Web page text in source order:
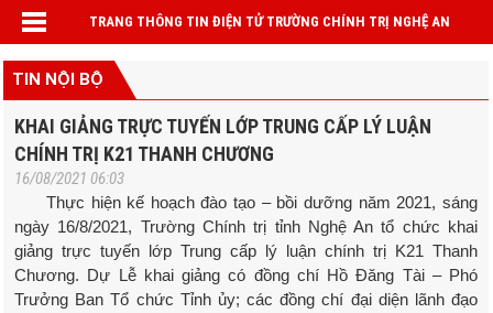
TRANG THÔNG TIN ĐIỆN TỬ TRƯỜNG CHÍNH TRỊ NGHỆ AN
TIN NỘI BỘ
KHAI GIẢNG TRỰC TUYẾN LỚP TRUNG CẤP LÝ LUẬN
CHÍNH TRỊ K21 THANH CHƯƠNG
16/08/2021 06:03
Thực hiện kế hoạch đào tạo – bồi dưỡng năm 2021, sáng
ngày 16/8/2021, Trường Chính trị tỉnh Nghệ An tổ chức khai
giảng trực tuyến lớp Trung cấp lý luận chính trị K21 Thanh
Chương. Dự Lễ khai giảng có đồng chí Hồ Đăng Tài – Phó
Trưởng Ban Tổ chức Tỉnh ủy; các đồng chí đại diện lãnh đạo